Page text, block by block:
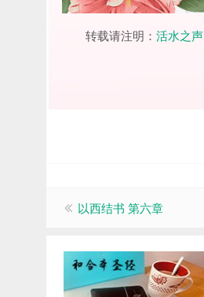
转载请注明： 活水之声
以西结书 第六章